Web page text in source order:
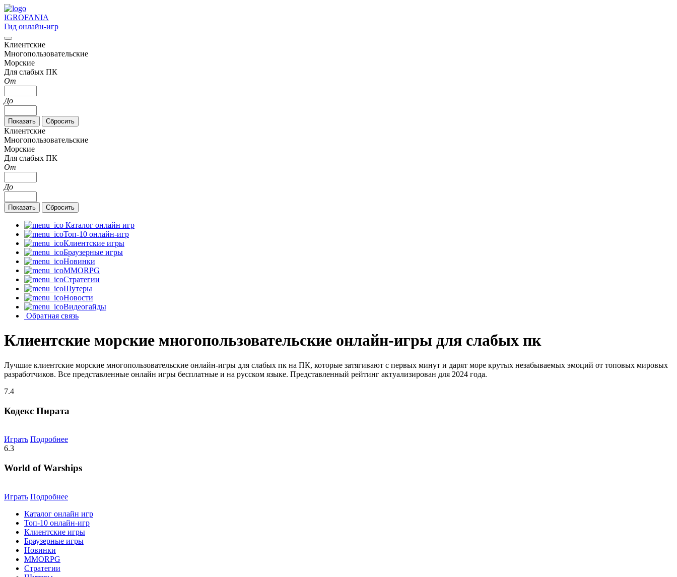
IGROFANIA
Гид онлайн-игр
Клиентские
Многопользовательские
Морские
Для слабых ПК
От
До
Клиентские
Многопользовательские
Морские
Для слабых ПК
От
До
Каталог онлайн игр
Топ-10 онлайн-игр
Клиентские игры
Браузерные игры
Новинки
MMORPG
Стратегии
Шутеры
Новости
Видеогайды
Обратная связь
Клиентские морские многопользовательские онлайн-игры для слабых пк
Лучшие клиентские морские многопользовательские онлайн-игры для слабых пк на ПК, которые затягивают с первых минут и дарят море крутых незабываемых эмоций от топовых мировых
разработчиков. Все представленные онлайн игры бесплатные и на русском языке. Представленный рейтинг актуализирован для 2024 года.
7.4
Кодекс Пирата
Играть Подробнее
6.3
World of Warships
Играть Подробнее
Каталог онлайн игр
Топ-10 онлайн-игр
Клиентские игры
Браузерные игры
Новинки
MMORPG
Стратегии